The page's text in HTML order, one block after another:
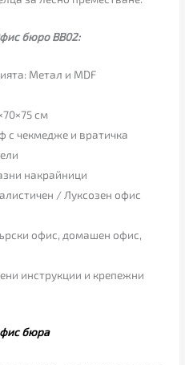
бюро BB02:
Метал и MDF
см
с чекмедже и вратичка
накрайници
/ Луксозен офис
офис, домашен офис,
инструкции и крепежни
бюра